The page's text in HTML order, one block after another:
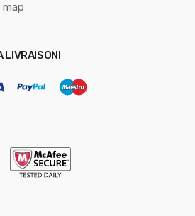
map
LIVRAISON!